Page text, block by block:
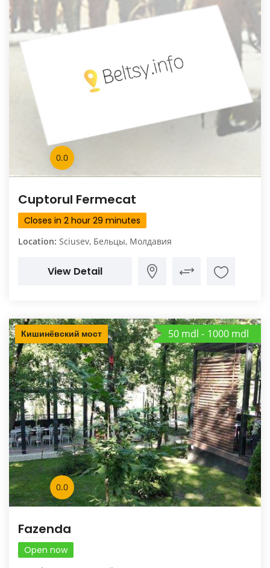
0.0
Cuptorul Fermecat
Closes in 2 hour 29 minutes
Location: Sciusev, Бельцы, Молдавия
View Detail
Кишинёвский мост
0.0
Fazenda
50 mdl 1000 mdl
Open now